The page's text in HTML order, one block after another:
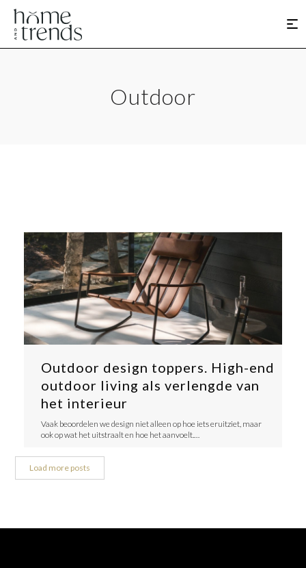
Outdoor
Outdoor design toppers. High-end
outdoor living als verlengde van
het interieur
​Vaak beoordelen we design niet alleen op hoe iets eruitziet, maar
ook op wat het uitstraalt en hoe het aanvoelt.…
Load more posts